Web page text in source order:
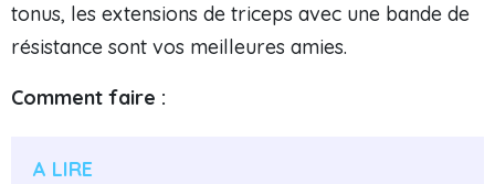
tonus, les extensions de triceps avec une bande de
résistance sont vos meilleures amies.
Comment faire :
A LIRE